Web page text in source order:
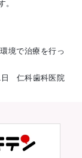
。
境で治療を行っ
日 仁科歯科医院